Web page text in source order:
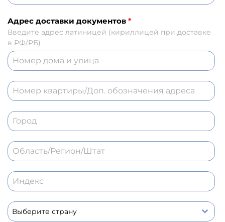
Адрес доставки документов *
Введите адрес латиницей (кириллицей при доставке
в РФ/РБ)
Выберите страну